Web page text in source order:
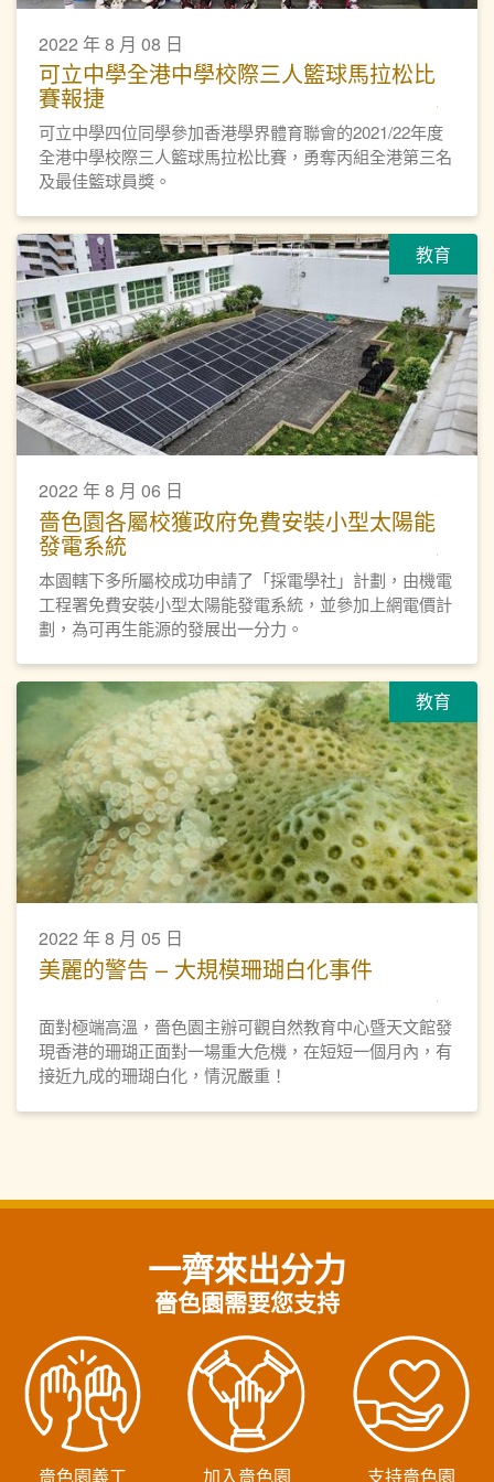
2022 年 8 月 08 日
可立中學全港中學校際三人籃球馬拉松比
賽報捷
可立中學四位同學參加香港學界體育聯會的2021/22年度
全港中學校際三人籃球馬拉松比賽，勇奪丙組全港第三名
及最佳籃球員獎。
教育
2022 年 8 月 06 日
嗇色園各屬校獲政府免費安裝小型太陽能
發電系統
本園轄下多所屬校成功申請了「採電學社」計劃，由機電
工程署免費安裝小型太陽能發電系統，並參加上網電價計
劃，為可再生能源的發展出一分力。
教育
2022 年 8 月 05 日
美麗的警告 – 大規模珊瑚白化事件
面對極端高溫，嗇色園主辦可觀自然教育中心暨天文館發
現香港的珊瑚正面對一場重大危機，在短短一個月內，有
接近九成的珊瑚白化，情況嚴重！
一齊來出分力
嗇色園需要您支持
嗇色園義工 加入嗇色園 支持嗇色園